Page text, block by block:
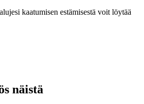
kaatumisen estämisestä voit löytää
näistä